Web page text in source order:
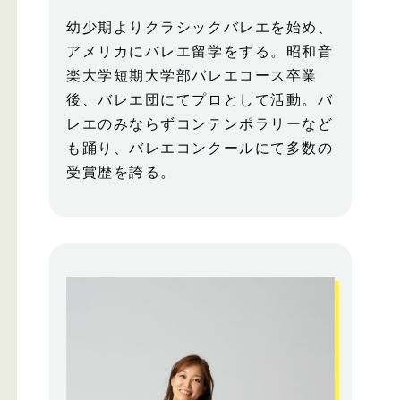
幼少期よりクラシックバレエを始め、
アメリカにバレエ留学をする。昭和音
楽大学短期大学部バレエコース卒業
後、バレエ団にてプロとして活動。バ
レエのみならずコンテンポラリーなど
も踊り、バレエコンクールにて多数の
受賞歴を誇る。